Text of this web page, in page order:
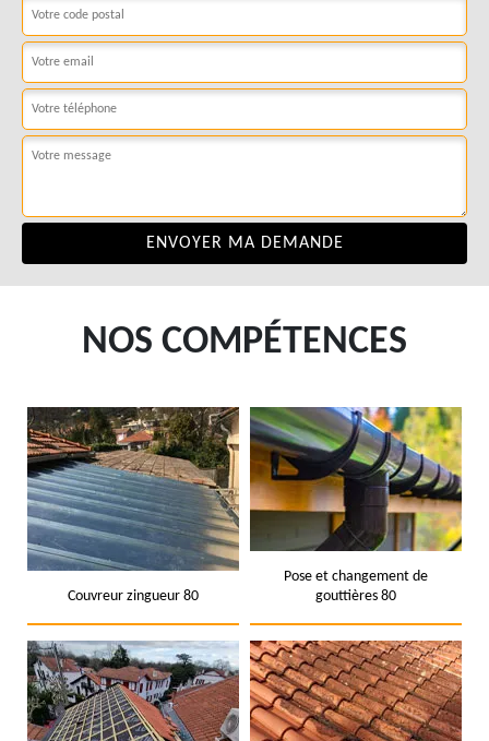
NOS COMPÉTENCES
Couvreur zingueur 80
Pose et changement de
gouttières 80